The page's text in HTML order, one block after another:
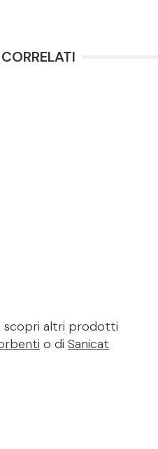
scopri altri prodotti
o di Sanicat